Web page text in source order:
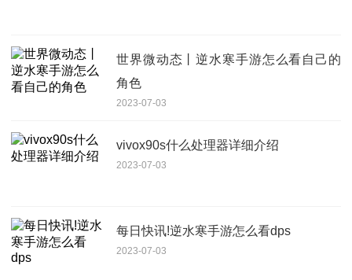
世界微动态丨逆水寒手游怎么看自己的
角色
2023-07-03
vivox90s什么处理器详细介绍
2023-07-03
每日快讯!逆水寒手游怎么看dps
2023-07-03